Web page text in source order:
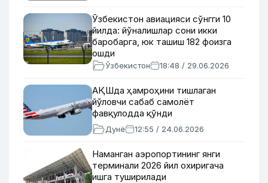
Ўзбекистон авиацияси сўнгги 10
йилда: йўналишлар сони икки
баробарга, юк ташиш 182 фоизга
ошди
Ўзбекистон 18:48 / 29.06.2026
АҚШда ҳамроҳини тишлаган
йўловчи сабаб самолёт
фавқулодда қўнди
Дунё 12:55 / 24.06.2026
Наманган аэропортининг янги
терминали 2026 йил охиригача
ишга туширилади